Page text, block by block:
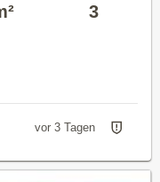
3
vor 3 Tagen